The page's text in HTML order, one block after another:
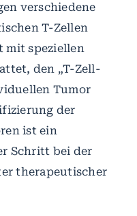
verschiedene
T-Zellen
mit speziellen
den „T-Zell-
Tumor
der
ist ein
Schritt bei der
therapeutischer